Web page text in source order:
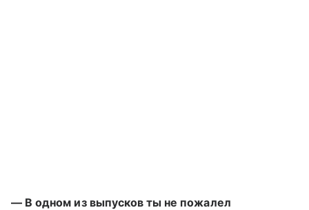
— В одном из выпусков ты не пожалел